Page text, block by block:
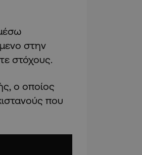
στην
στόχους.
ο οποίος
που